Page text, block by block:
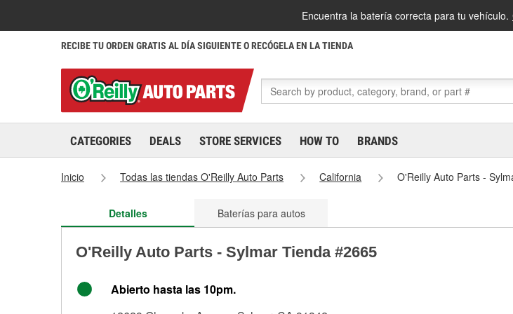
Encuentra la batería correcta para tu vehículo.
RECIBE TU ORDEN GRATIS AL DÍA SIGUIENTE O RECÓGELA EN LA TIENDA
CATEGORIES DEALS STORE SERVICES HOW TO BRANDS
Inicio Todas las tiendas O'Reilly Auto Parts California O'Reilly Auto Parts -
Detalles Baterías para autos
O'Reilly Auto Parts - Sylmar Tienda #2665
Abierto hasta las 10pm.